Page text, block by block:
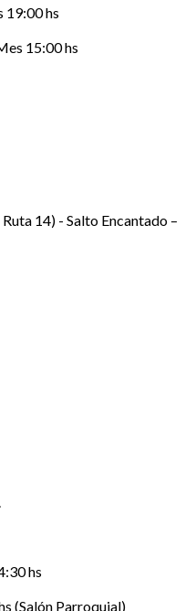
19:00 hs
15:00 hs
14) - Salto Encantado –
hs
(Salón Parroquial)